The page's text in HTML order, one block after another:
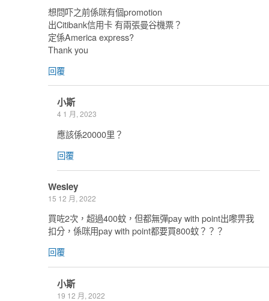
想問吓之前係咪有個promotion
出Citibank信用卡 有兩張曼谷機票？
定係America express?
Thank you
回覆
小斯
4 1 月, 2023
應該係20000里？
回覆
Wesley
15 12 月, 2022
買咗2次，超過400蚊，但都無彈pay with point出嚟畀我
扣分，係咪用pay with point都要買800蚊？？？
回覆
小斯
19 12 月, 2022